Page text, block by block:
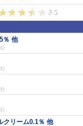
％ 他
クリーム0.1％ 他